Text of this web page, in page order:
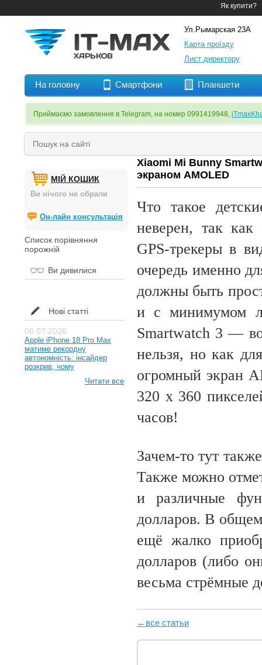
Як купити?
Ул.Рымарская 23А
Карта проїзду
Лист директору
На головну Смартфони Планшети
Приймаємо замовлення в Telegram, на номер 0991419948,
МІЙ КОШИК
Ви нічого не обрали
Он-лайн консультація
Список порівняння
порожній
Ви дивилися
Нові статті
06.07.2026
Apple iPhone 18 Pro Max
матиме рекордну
автономність: інсайдер
розкрив, чому
Читати все
Xiaomi Mi Bunny
экраном AMOLED
Что такое
неверен, так
GPS-трекеры в
очередь именно
должны быть
и с минимумом
Smartwatch 3 —
нельзя, но как
огромный экран
320 х 360
часов!
Зачем-то тут
Также можно
и различные
долларов. В
ещё жалко
долларов (либо
весьма стрёмные
←все статьи